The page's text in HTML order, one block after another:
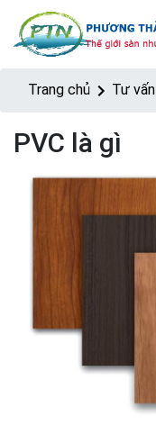
Trang chủ Tư vấn
PVC là gì